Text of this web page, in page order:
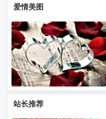
爱情美图
站长推荐